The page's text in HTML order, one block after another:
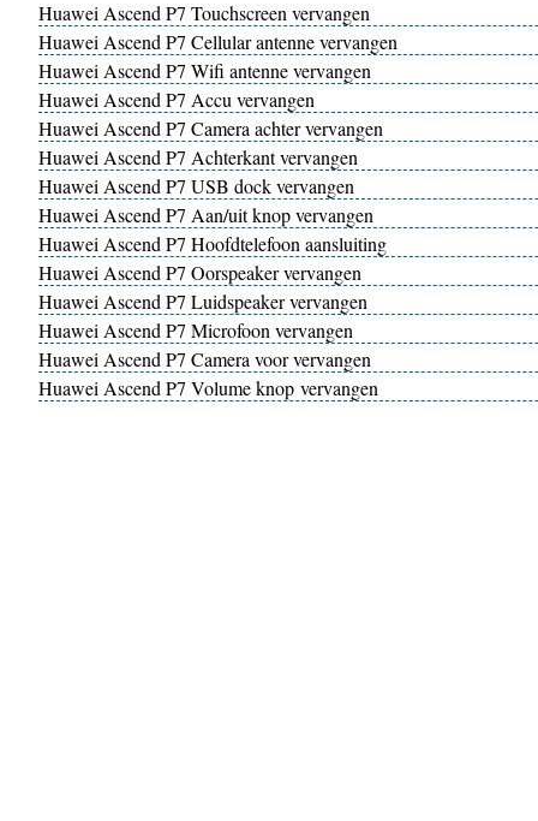
Huawei Ascend P7 Touchscreen vervangen
Huawei Ascend P7 Cellular antenne vervangen
Huawei Ascend P7 Wifi antenne vervangen
Huawei Ascend P7 Accu vervangen
Huawei Ascend P7 Camera achter vervangen
Huawei Ascend P7 Achterkant vervangen
Huawei Ascend P7 USB dock vervangen
Huawei Ascend P7 Aan/uit knop vervangen
Huawei Ascend P7 Hoofdtelefoon aansluiting
Huawei Ascend P7 Oorspeaker vervangen
Huawei Ascend P7 Luidspeaker vervangen
Huawei Ascend P7 Microfoon vervangen
Huawei Ascend P7 Camera voor vervangen
Huawei Ascend P7 Volume knop vervangen